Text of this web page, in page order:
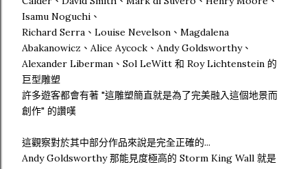
Isamu Noguchi、
Richard Serra、Louise Nevelson、Magdalena
Abakanowicz、Alice Aycock、Andy Goldsworthy、
Alexander Liberman、Sol LeWitt 和 Roy Lichtenstein 的
巨型雕塑
許多遊客都會有著 "這雕塑簡直就是為了完美融入這個地景而
創作" 的讚嘆
這觀察對於其中部分作品來說是完全正確的...
Andy Goldsworthy 那能見度極高的 Storm King Wall 就是